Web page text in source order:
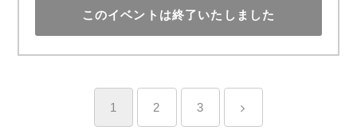
このイベントは終了いたしました
1 2 3